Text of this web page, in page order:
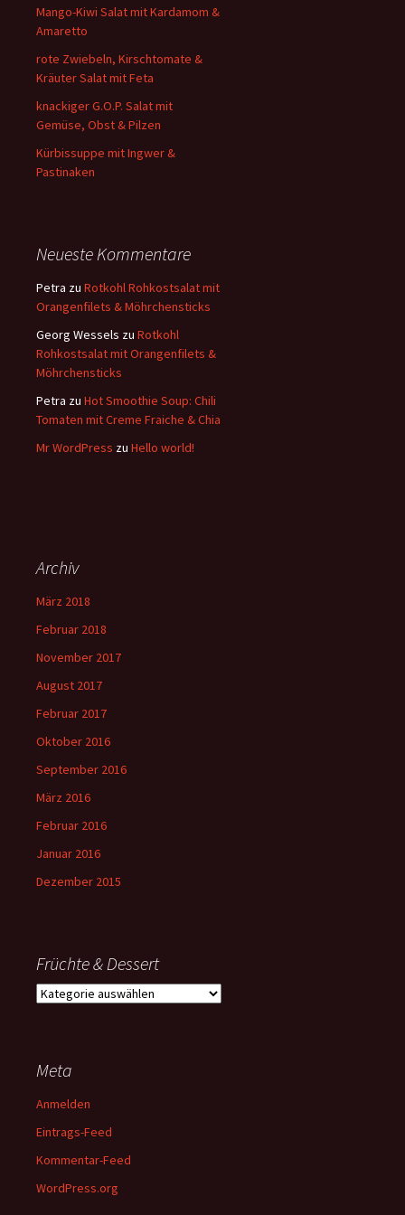
Mango-Kiwi Salat mit Kardamom &
Amaretto
rote Zwiebeln, Kirschtomate &
Kräuter Salat mit Feta
knackiger G.O.P. Salat mit
Gemüse, Obst & Pilzen
Kürbissuppe mit Ingwer &
Pastinaken
Neueste Kommentare
Petra zu Rotkohl Rohkostsalat mit
Orangenfilets & Möhrchensticks
Georg Wessels zu Rotkohl
Rohkostsalat mit Orangenfilets &
Möhrchensticks
Petra zu Hot Smoothie Soup: Chili
Tomaten mit Creme Fraiche & Chia
Mr WordPress zu Hello world!
Archiv
März 2018
Februar 2018
November 2017
August 2017
Februar 2017
Oktober 2016
September 2016
März 2016
Februar 2016
Januar 2016
Dezember 2015
Früchte & Dessert
Früchte
Meta
Anmelden
Eintrags-Feed
Kommentar-Feed
WordPress.org